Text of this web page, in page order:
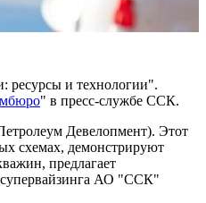
ресурсы и технологии".
" в пресс-службе ССК.
Девелопмент). Этот
схемах, демонстрируют
предлагает
супервайзинга АО "ССК"